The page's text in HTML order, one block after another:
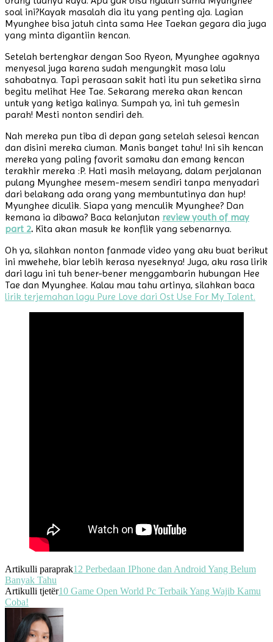
soal ini?Kayak masalah dia itu yang penting aja. Lagian
Myunghee bisa jatuh cinta sama Hee Taekan gegara dia juga
yang minta digantiin kencan.
Setelah bertengkar dengan Soo Ryeon, Myunghee agaknya
menyesal juga karena sudah mengungkit masa lalu
sahabatnya. Tapi perasaan sakit hati itu pun seketika sirna
begitu melihat Hee Tae. Sekarang mereka akan kencan
untuk yang ketiga kalinya. Sumpah ya, ini tuh gemesin
parah! Mesti nonton sendiri deh.
Nah mereka pun tiba di depan gang setelah selesai kencan
dan disini mereka ciuman. Manis banget tahu! Ini sih kencan
mereka yang paling favorit samaku dan emang kencan
terakhir mereka :P. Hati masih melayang, dalam perjalanan
pulang Myunghee mesem-mesem sendiri tanpa menyadari
dari belakang ada orang yang membuntutinya dan hup!
Myunghee diculik. Siapa yang menculik Myunghee? Dan
kemana ia dibawa? Baca kelanjutan review youth of may
part 2. Kita akan masuk ke konflik yang sebenarnya.
Oh ya, silahkan nonton fanmade video yang aku buat berikut
ini mwehehe, biar lebih kerasa nyeseknya! Juga, aku rasa lirik
dari lagu ini tuh bener-bener menggambarin hubungan Hee
Tae dan Myunghee. Kalau mau tahu artinya, silahkan baca
lirik terjemahan lagu Pure Love dari Ost Use For My Talent.
Artikulli paraprak12 Perbedaan IPhone dan Android Yang Belum
Banyak Tahu
Artikulli tjetër10 Game Open World Pc Terbaik Yang Wajib Kamu
Coba!